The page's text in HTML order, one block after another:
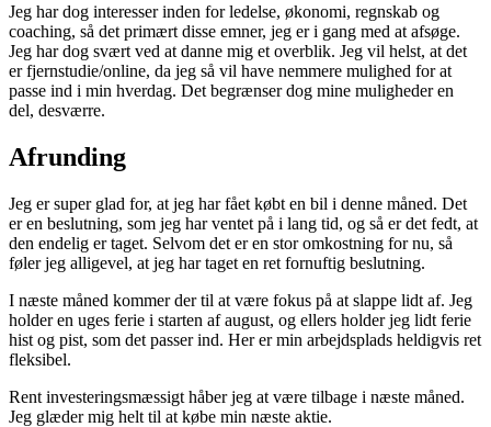
Jeg har dog interesser inden for ledelse, økonomi, regnskab og
coaching, så det primært disse emner, jeg er i gang med at afsøge.
Jeg har dog svært ved at danne mig et overblik. Jeg vil helst, at det
er fjernstudie/online, da jeg så vil have nemmere mulighed for at
passe ind i min hverdag. Det begrænser dog mine muligheder en
del, desværre.
Afrunding
Jeg er super glad for, at jeg har fået købt en bil i denne måned. Det
er en beslutning, som jeg har ventet på i lang tid, og så er det fedt, at
den endelig er taget. Selvom det er en stor omkostning for nu, så
føler jeg alligevel, at jeg har taget en ret fornuftig beslutning.
I næste måned kommer der til at være fokus på at slappe lidt af. Jeg
holder en uges ferie i starten af august, og ellers holder jeg lidt ferie
hist og pist, som det passer ind. Her er min arbejdsplads heldigvis ret
fleksibel.
Rent investeringsmæssigt håber jeg at være tilbage i næste måned.
Jeg glæder mig helt til at købe min næste aktie.